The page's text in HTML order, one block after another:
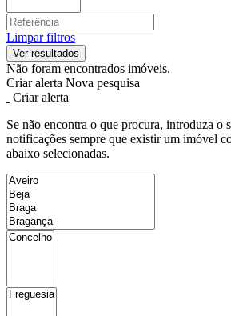
Limpar filtros
Não foram encontrados imóveis.
Criar alerta Nova pesquisa
Criar alerta
Se não encontra o que procura, introduza o
notificações sempre que existir um imóvel
abaixo selecionadas.